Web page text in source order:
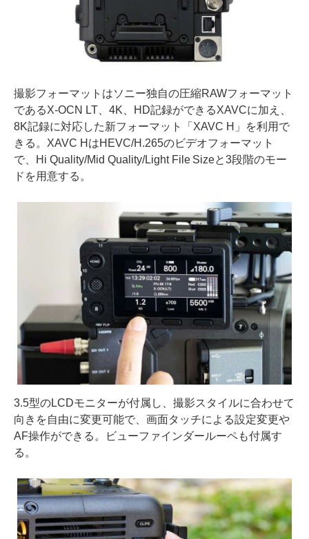
撮影フォーマットはソニー独自の圧縮RAWフォーマット
であるX-OCN LT、4K、HD記録ができるXAVCに加え、
8K記録に対応した新フォーマット「XAVC H」を利用で
きる。XAVC HはHEVC/H.265のビデオフォーマット
で、Hi Quality/Mid Quality/Light File Sizeと3段階のモー
ドを用意する。
3.5型のLCDモニターが付属し、撮影スタイルに合わせて
向きを自由に変更可能で、画面タッチによる設定変更や
AF操作ができる。ビューファインダールーペも付属す
る。